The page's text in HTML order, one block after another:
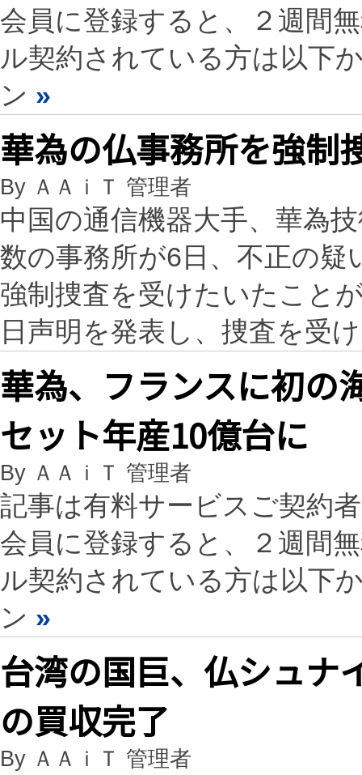
会員に登録すると、２週間
ル契約されている方は以下
ン »
華為の仏事務所を強
By ＡＡｉＴ 管理者
中国の通信機器大手、華為
数の事務所が6日、不正の
強制捜査を受けたいたこと
日声明を発表し、捜査を受
華為、フランスに初
セット年産10億台に
By ＡＡｉＴ 管理者
記事は有料サービスご契約
会員に登録すると、２週間
ル契約されている方は以下
ン »
台湾の国巨、仏シュナ
の買収完了
By ＡＡｉＴ 管理者